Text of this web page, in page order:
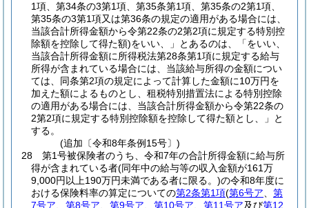
1項、第34条の3第1項、第35条第1項、第35条の2第1項、
第35条の3第1項又は第36条の規定の適用がある場合には、
当該合計所得金額から令第22条の2第2項に規定する特別控
除額を控除して得た額)をいい、」とあるのは、「をいい、
当該合計所得金額に所得税法第28条第1項に規定する給与
所得が含まれている場合には、当該給与所得の金額につい
ては、同条第2項の規定によって計算した金額に10万円を
加えた額によるものとし、租税特別措置法による特別控除
の適用がある場合には、当該合計所得金額から令第22条の
2第2項に規定する特別控除額を控除して得た額とし、」と
する。
(追加〔令和8年条例15号〕)
28
第1号被保険者のうち、令和7年の合計所得金額に給与所
得が含まれている者(同年中の給与等の収入金額が161万
9,000円以上190万円未満である者に限る。)の令和8年度に
おける保険料率の算定についての第2条第1項(第6号ア
第
7号ア
第8号ア 第9号ア 第10号ア 第11号ア及び第12